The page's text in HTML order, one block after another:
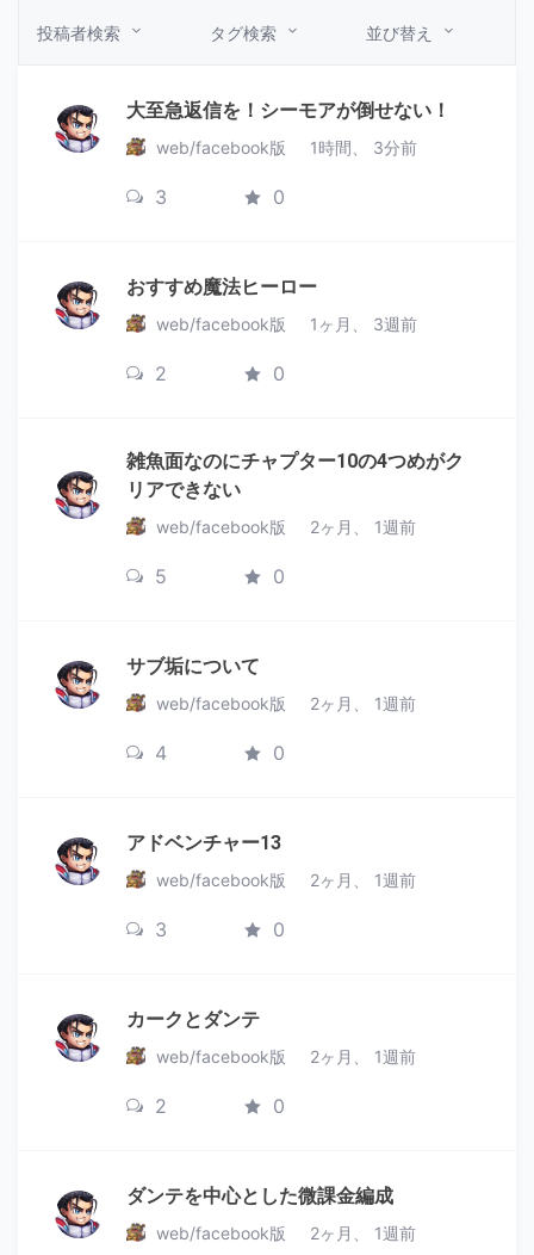
投稿者検索 タグ検索 並び替え
大至急返信を！シーモアが倒せない！
web/facebook版 1時間、 3分前
3 0
おすすめ魔法ヒーロー
web/facebook版 1ヶ月、 3週前
2 0
雑魚面なのにチャプター10の4つめがク
リアできない
web/facebook版 2ヶ月、 1週前
5 0
サブ垢について
web/facebook版 2ヶ月、 1週前
4 0
アドベンチャー13
web/facebook版 2ヶ月、 1週前
3 0
カークとダンテ
web/facebook版 2ヶ月、 1週前
2 0
ダンテを中心とした微課金編成
web/facebook版 2ヶ月、 1週前